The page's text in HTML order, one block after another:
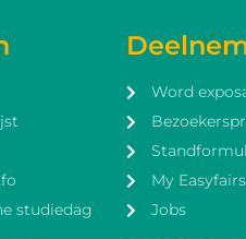
studiedag
Word
My Easyfairs
Jobs